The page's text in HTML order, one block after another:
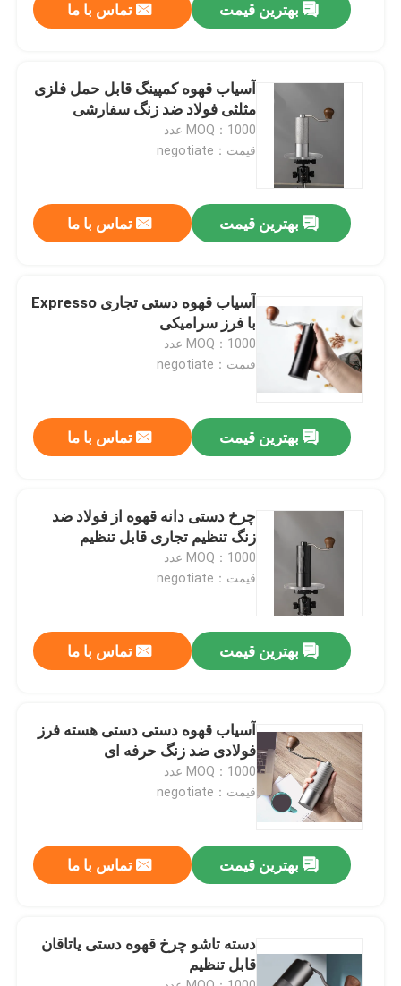
نمایش VR
درباره ما
کنترل کیفیت
با ما تماس بگیرید
موارد
آسیاب قهوه Burr
بهترین قیمت تماس با ما
آسیاب قهوه کمپینگ قابل حمل فلزی
مثلثی فولاد ضد زنگ سفارشی
MOQ：1000 عدد
قیمت：negotiate
بهترین قیمت تماس با ما
آسیاب قهوه دستی تجاری Expresso
با فرز سرامیکی
MOQ：1000 عدد
قیمت：negotiate
بهترین قیمت تماس با ما
چرخ دستی دانه قهوه از فولاد ضد
زنگ تنظیم تجاری قابل تنظیم
MOQ：1000 عدد
قیمت：negotiate
بهترین قیمت تماس با ما
آسیاب قهوه دستی دستی هسته فرز
فولادی ضد زنگ حرفه ای
MOQ：1000 عدد
قیمت：negotiate
بهترین قیمت تماس با ما
دسته تاشو چرخ قهوه دستی یاتاقان
قابل تنظیم